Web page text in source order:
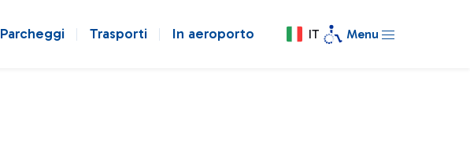
Parcheggi Trasporti In aeroporto IT Menu